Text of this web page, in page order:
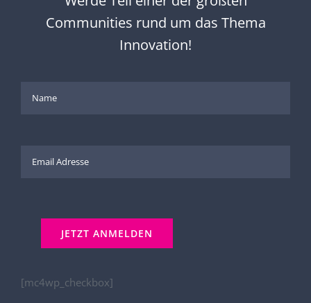
Communities rund um das Thema
Innovation!
[mc4wp_checkbox]